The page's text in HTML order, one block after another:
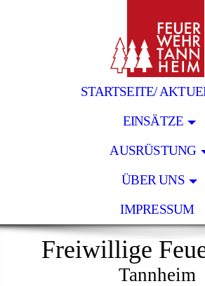
STARTSEITE/
EINSÄTZE
AUSRÜSTUNG
ÜBER UNS
IMPRESSUM
Freiwillige
Tannheim